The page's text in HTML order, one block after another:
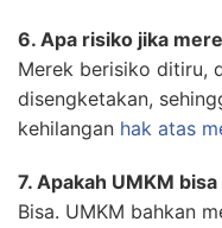
6. Apa risiko jika
Merek berisiko ditiru,
disengketakan,
kehilangan hak atas
7. Apakah UMKM
Bisa. UMKM bahkan